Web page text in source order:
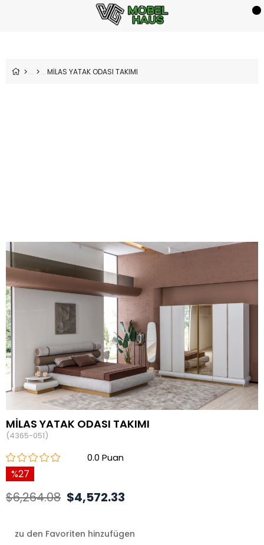
MİLAS YATAK ODASI TAKIMI
MİLAS YATAK ODASI TAKIMI
(4365-051)
0.0
27
$6,264.08 $4,572.33
zu den Favoriten hinzufügen